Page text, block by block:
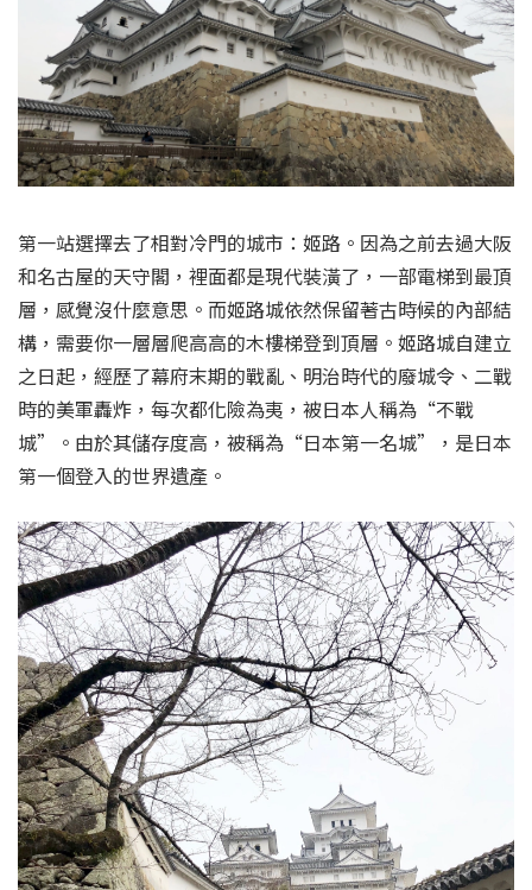
第一站選擇去了相對冷門的城市：姬路。因為之前去過大阪
和名古屋的天守閣，裡面都是現代裝潢了，一部電梯到最頂
層，感覺沒什麼意思。而姬路城依然保留著古時候的內部結
構，需要你一層層爬高高的木樓梯登到頂層。姬路城自建立
之日起，經歷了幕府末期的戰亂、明治時代的廢城令、二戰
時的美軍轟炸，每次都化險為夷，被日本人稱為“不戰
城”。由於其儲存度高，被稱為“日本第一名城”，是日本
第一個登入的世界遺產。